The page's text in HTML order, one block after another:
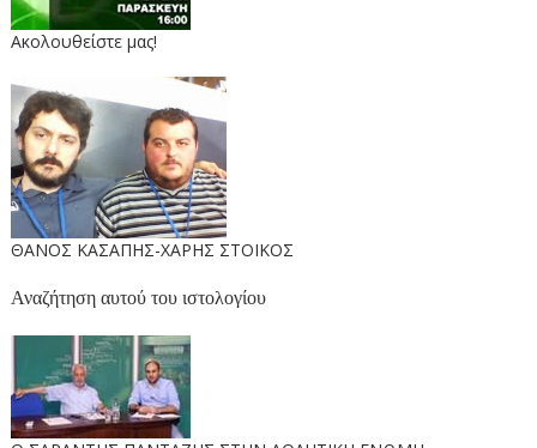
Ακολουθείστε μας!
ΘΑΝΟΣ ΚΑΣΑΠΗΣ-ΧΑΡΗΣ ΣΤΟΙΚΟΣ
Αναζήτηση αυτού του ιστολογίου